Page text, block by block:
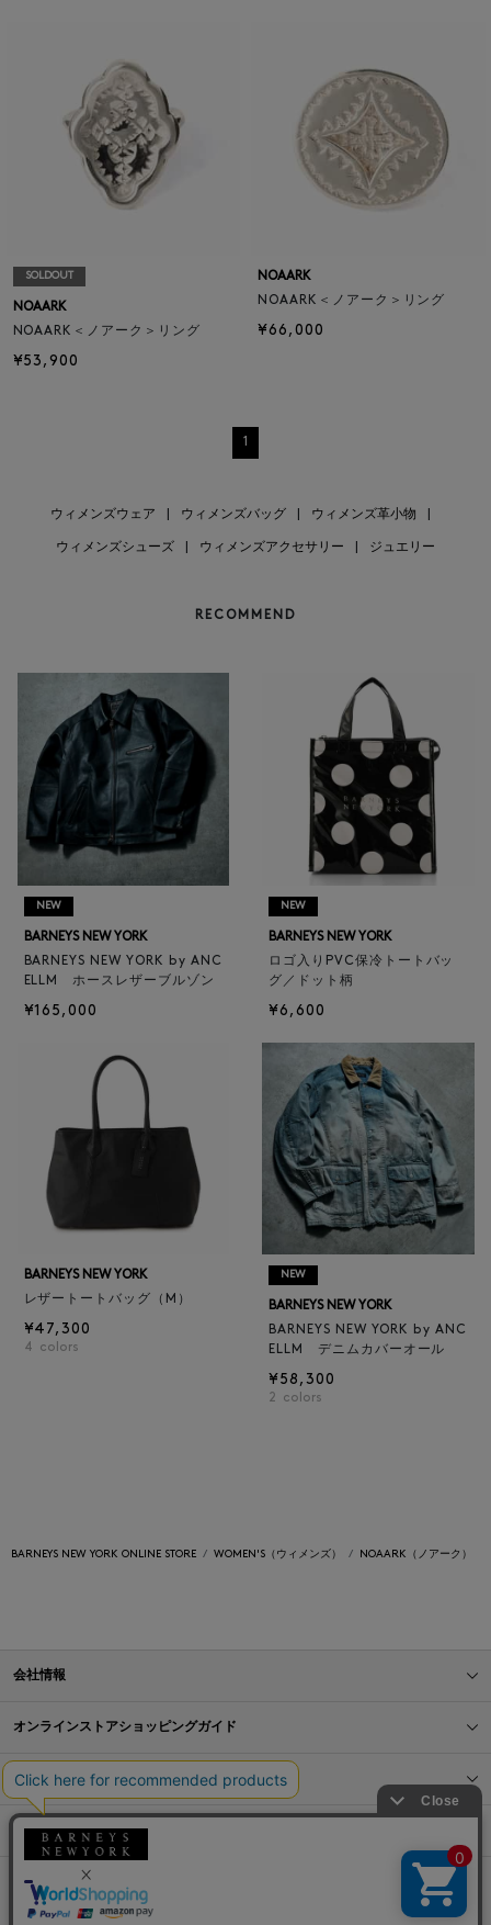
SOLDOUT
NOAARK
NOAARK＜ノアーク＞リング
¥53,900
NOAARK
NOAARK＜ノアーク＞リング
¥66,000
1
ウィメンズウェア ウィメンズバッグ ウィメンズ革小物
ウィメンズシューズ ウィメンズアクセサリー ジュエリー
RECOMMEND
NEW
BARNEYS NEW YORK
BARNEYS NEW YORK by ANC
ELLM ホースレザーブルゾン
¥165,000
NEW
BARNEYS NEW YORK
ロゴ入りPVC保冷トートバッ
グ／ドット柄
¥6,600
BARNEYS NEW YORK
レザートートバッグ（M）
¥47,300
4 colors
NEW
BARNEYS NEW YORK
BARNEYS NEW YORK by ANC
ELLM デニムカバーオール
¥58,300
2 colors
BARNEYS NEW YORK ONLINE STORE WOMEN'S（ウィメンズ） NOAARK（ノアーク）
会社情報
オンラインストアショッピングガイド
店舗情報
サービス